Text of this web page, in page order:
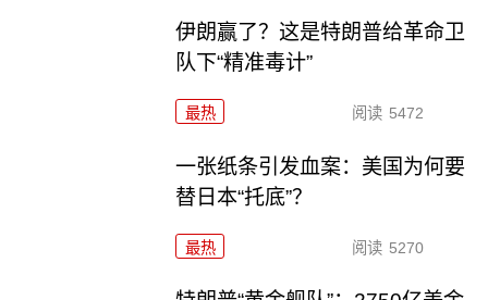
伊朗赢了？这是特朗普给革命卫
队下“精准毒计”
最热 阅读 5472
一张纸条引发血案：美国为何要
替日本“托底”？
最热 阅读 5270